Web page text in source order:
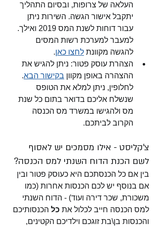
העלאה של צרופות, ובסיום התהליך
יתקבל אישור הגשה. השירות ניתן
עבור דוחות לשנת המס 2019 ואילך.
למעבר למערכת רשות המסים
להגשה מקוונת לחצו כאן.
הצהרת עוסק פטור: ניתן להגיש את
ההצהרה באופן מקוון בקישור הבא.
לחלופין, ניתן למלא את הטופס
שנשלח אליכם בדואר בתום כל שנת
מס ולהגישו במשרד מס הכנסה
הקרוב לביתכם.
צ'קליסט - אילו מסמכים יש לאסוף
לשם הכנת הדוח השנתי למס הכנסה?
בין אם כל הכנסתכם היא כעוסק פטור ובין
אם בנוסף יש לכם הכנסות אחרות (כמו
משכורת, שכר דירה ועוד) - הדוח השנתי
למס הכנסה חייב לכלול את כל הכנסותיכם
והכנסות בן\בת זוגכם וילדיכם הקטינים,